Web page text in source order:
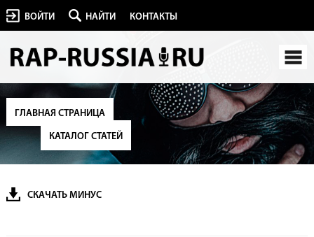
ВОЙТИ НАЙТИ КОНТАКТЫ
ГЛАВНАЯ СТРАНИЦА
КАТАЛОГ СТАТЕЙ
СКАЧАТЬ МИНУС